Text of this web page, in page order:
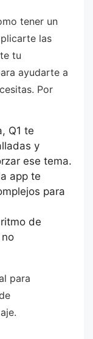
tener un
las
tu
ayudarte a
Por
Q1 te
y
ese tema.
app te
para
de
para